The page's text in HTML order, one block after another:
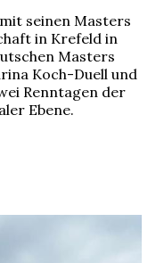
mit seinen Masters
in Krefeld in
Masters
Koch-Duell und
Renntagen der
Ebene.